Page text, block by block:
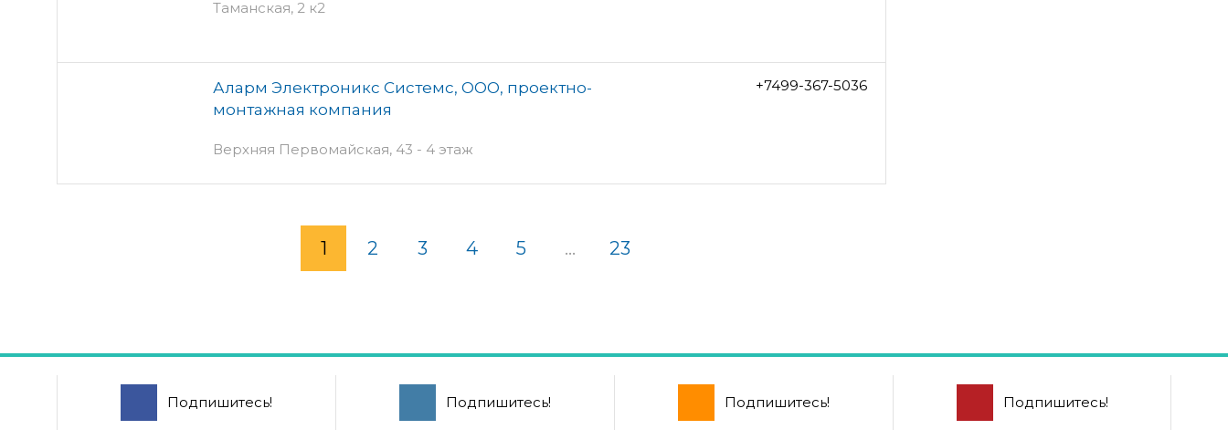
Таманская, 2 к2
Аларм Электроникс Системс, ООО, проектно-
монтажная компания
Верхняя Первомайская, 43 - 4 этаж
+7499-367-5036
1 2 3 4 5 ... 23
Подпишитесь! Подпишитесь! Подпишитесь! Подпишитесь!